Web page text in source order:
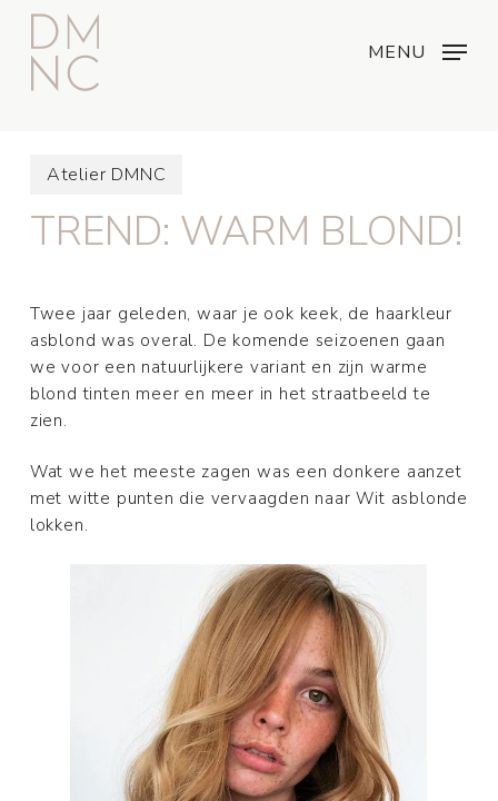
Skip
main
content
MENU
Atelier DMNC
TREND: WARM BLOND!
Twee jaar geleden, waar je ook keek, de haarkleur
asblond was overal. De komende seizoenen gaan
we voor een natuurlijkere variant en zijn warme
blond tinten meer en meer in het straatbeeld te
zien.
Wat we het meeste zagen was een donkere aanzet
met witte punten die vervaagden naar Wit asblonde
lokken.